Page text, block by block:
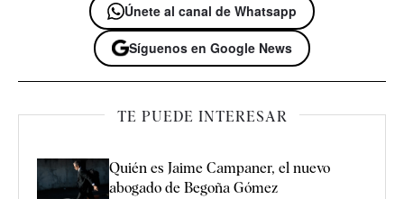
Únete al canal de Whatsapp
Síguenos en Google News
TE PUEDE INTERESAR
Quién es Jaime Campaner, el nuevo
abogado de Begoña Gómez